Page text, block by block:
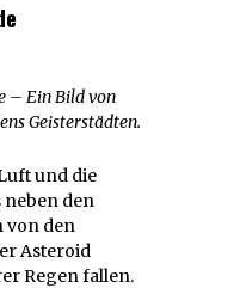
– Ein Bild von
Geisterstädten.
und die
neben den
von den
Asteroid
Regen fallen.